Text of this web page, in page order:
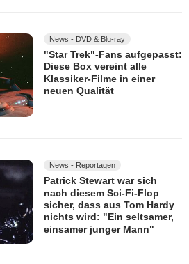
News - DVD & Blu-ray
"Star Trek"-Fans aufgepasst:
Diese Box vereint alle
Klassiker-Filme in einer
neuen Qualität
News - Reportagen
Patrick Stewart war sich
nach diesem Sci-Fi-Flop
sicher, dass aus Tom Hardy
nichts wird: "Ein seltsamer,
einsamer junger Mann"